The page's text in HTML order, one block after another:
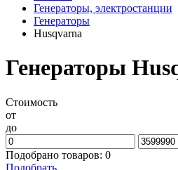
Генераторы, электростанции
Генераторы
Husqvarna
Генераторы
Стоимость
от
до
Подобрано товаров: 0
Подобрать